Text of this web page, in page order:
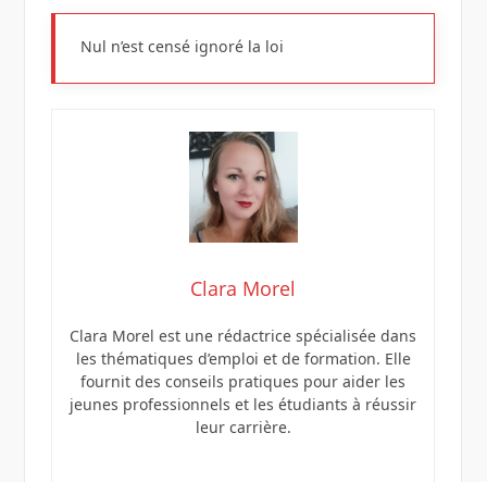
Nul n’est censé ignoré la loi
Clara Morel
Clara Morel est une rédactrice spécialisée dans
les thématiques d’emploi et de formation. Elle
fournit des conseils pratiques pour aider les
jeunes professionnels et les étudiants à réussir
leur carrière.